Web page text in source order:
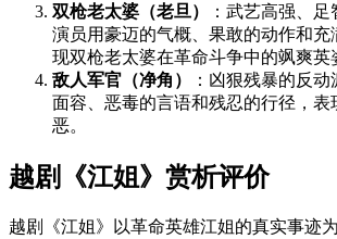
双枪老太婆（老旦）
：武艺高强、足
演员用豪迈的气概、果敢的动作和充
现双枪老太婆在革命斗争中的飒爽英
敌人军官（净角）
：凶狠残暴的反
面容、恶毒的言语和残忍的行径，表
恶。
越剧《江姐》赏析评价
越剧《江姐》以革命英雄江姐的真实事迹